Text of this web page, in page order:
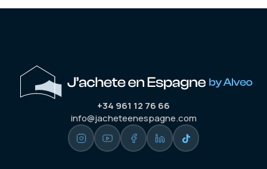
+34 961 12 76 66
info@jacheteenespagne.com